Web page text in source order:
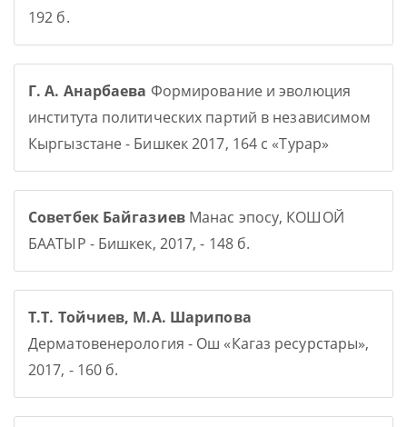
192 б.
Г. А. Анарбаева Формирование и эволюция
института политических партий в независимом
Кыргызстане - Бишкек 2017, 164 с «Турар»
Советбек БайгазиевМанас эпосу, КОШОЙ
БААТЫР - Бишкек, 2017, - 148 б.
Т.Т. Тойчиев, М.А. Шарипова
Дерматовенерология - Ош «Кагаз ресурстары»,
2017, - 160 б.